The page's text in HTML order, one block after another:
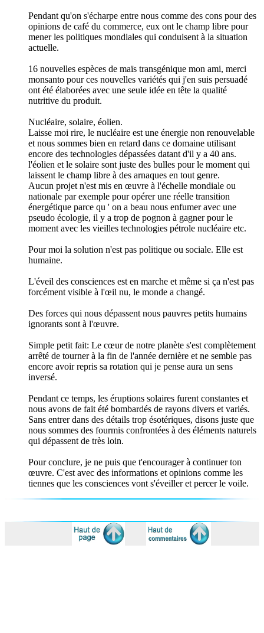
Pendant qu'on s'écharpe entre nous comme des cons pour des
opinions de café du commerce, eux ont le champ libre pour
mener les politiques mondiales qui conduisent à la situation
actuelle.
16 nouvelles espèces de maïs transgénique mon ami, merci
monsanto pour ces nouvelles variétés qui j'en suis persuadé
ont été élaborées avec une seule idée en tête la qualité
nutritive du produit.
Nucléaire, solaire, éolien.
Laisse moi rire, le nucléaire est une énergie non renouvelable
et nous sommes bien en retard dans ce domaine utilisant
encore des technologies dépassées datant d'il y a 40 ans.
l'éolien et le solaire sont juste des bulles pour le moment qui
laissent le champ libre à des arnaques en tout genre.
Aucun projet n'est mis en œuvre à l'échelle mondiale ou
nationale par exemple pour opérer une réelle transition
énergétique parce qu ' on a beau nous enfumer avec une
pseudo écologie, il y a trop de pognon à gagner pour le
moment avec les vieilles technologies pétrole nucléaire etc.
Pour moi la solution n'est pas politique ou sociale. Elle est
humaine.
L'éveil des consciences est en marche et même si ça n'est pas
forcément visible à l'œil nu, le monde a changé.
Des forces qui nous dépassent nous pauvres petits humains
ignorants sont à l'œuvre.
Simple petit fait: Le cœur de notre planète s'est complètement
arrêté de tourner à la fin de l'année dernière et ne semble pas
encore avoir repris sa rotation qui je pense aura un sens
inversé.
Pendant ce temps, les éruptions solaires furent constantes et
nous avons de fait été bombardés de rayons divers et variés.
Sans entrer dans des détails trop ésotériques, disons juste que
nous sommes des fourmis confrontées à des éléments naturels
qui dépassent de très loin.
Pour conclure, je ne puis que t'encourager à continuer ton
œuvre. C'est avec des informations et opinions comme les
tiennes que les consciences vont s'éveiller et percer le voile.